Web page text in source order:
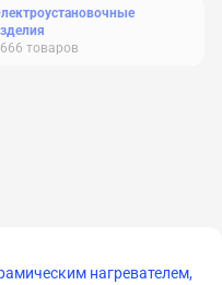
товаров
нагревателем,